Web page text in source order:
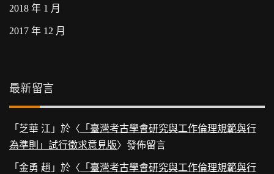
2018 年 1 月
2017 年 12 月
最新留言
「 芝華 江 」於〈 「臺灣考古學會研究與工作倫理規範與行
為準則」試行徵求意見版〉發佈留言
「 金勇 趙 」於〈 「臺灣考古學會研究與工作倫理規範與行